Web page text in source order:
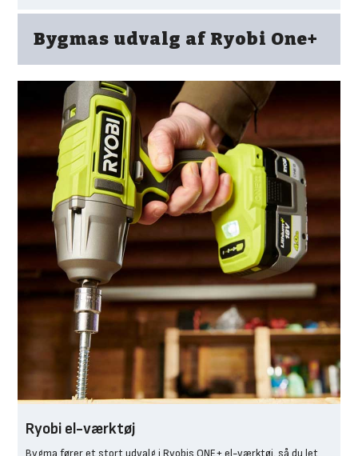
Bygmas udvalg af Ryobi One+
Ryobi el-værktøj
Bygma fører et stort udvalg i Ryobis ONE+ el-værktøj, så du let